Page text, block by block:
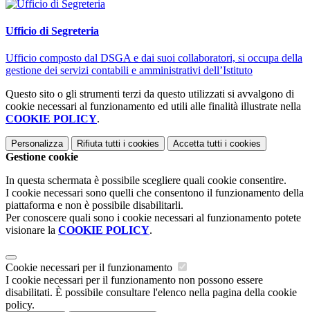
Ufficio di Segreteria
Ufficio composto dal DSGA e dai suoi collaboratori, si occupa della
gestione dei servizi contabili e amministrativi dell’Istituto
Questo sito o gli strumenti terzi da questo utilizzati si avvalgono di
cookie necessari al funzionamento ed utili alle finalità illustrate nella
COOKIE POLICY.
Personalizza Rifiuta tutti i cookies Accetta tutti i cookies
Gestione cookie
In questa schermata è possibile scegliere quali cookie consentire.
I cookie necessari sono quelli che consentono il funzionamento della
piattaforma e non è possibile disabilitarli.
Per conoscere quali sono i cookie necessari al funzionamento potete
visionare la COOKIE POLICY.
Cookie necessari per il funzionamento
I cookie necessari per il funzionamento non possono essere
disabilitati. È possibile consultare l'elenco nella pagina della cookie
policy.